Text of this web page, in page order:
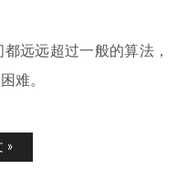
远远超过一般的算法，
难。
»